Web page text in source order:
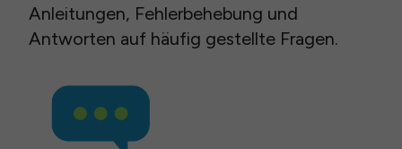
Anleitungen, Fehlerbehebung und
Antworten auf häufig gestellte Fragen.